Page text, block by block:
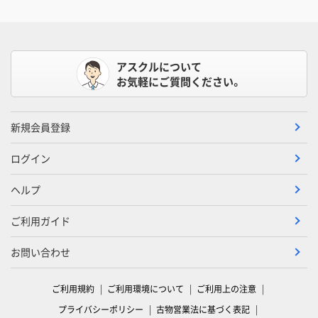
アスクルについて
お気軽にご質問ください。
新規会員登録
ログイン
ヘルプ
ご利用ガイド
お問い合わせ
ご利用規約 ご利用環境について
ご利用上の注意
プライバシーポリシー
古物営業法に基づく表記